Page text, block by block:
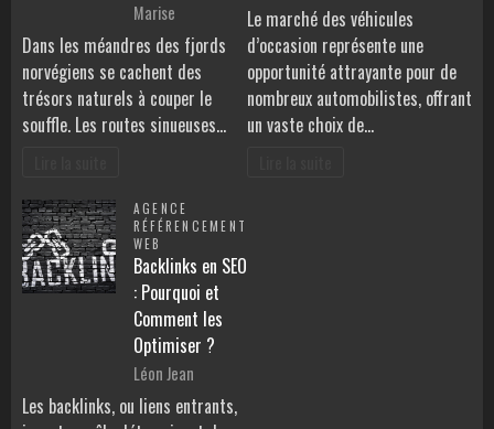
Marise
Dans les méandres des fjords
norvégiens se cachent des
trésors naturels à couper le
souffle. Les routes sinueuses…
Le marché des véhicules
d’occasion représente une
opportunité attrayante pour de
nombreux automobilistes, offrant
un vaste choix de…
AGENCE
RÉFÉRENCEMENT
WEB
Backlinks en SEO
: Pourquoi et
Comment les
Optimiser ?
Léon Jean
Les backlinks, ou liens entrants,